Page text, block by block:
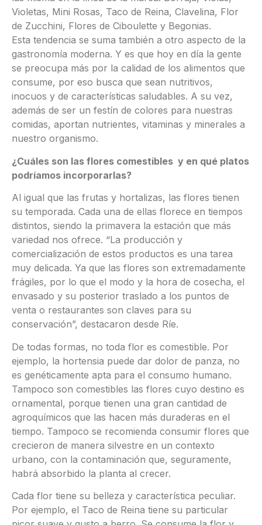
Violetas, Mini Rosas, Taco de Reina, Clavelina, Flor
de Zucchini, Flores de Ciboulette y Begonias.
Esta tendencia se suma también a otro aspecto de la
gastronomía moderna. Y es que hoy en día la gente
se preocupa más por la calidad de los alimentos que
consume, por eso busca que sean nutritivos,
inocuos y de características saludables. A su vez,
además de ser un festín de colores para nuestras
comidas, aportan nutrientes, vitaminas y minerales a
nuestro organismo.
¿Cuáles son las flores comestibles y en qué platos
podríamos incorporarlas?
Al igual que las frutas y hortalizas, las flores tienen
su temporada. Cada una de ellas florece en tiempos
distintos, siendo la primavera la estación que más
variedad nos ofrece. “La producción y
comercialización de estos productos es una tarea
muy delicada. Ya que las flores son extremadamente
frágiles, por lo que el modo y la hora de cosecha, el
envasado y su posterior traslado a los puntos de
venta o restaurantes son claves para su
conservación”, destacaron desde Ríe.
De todas formas, no toda flor es comestible. Por
ejemplo, la hortensia puede dar dolor de panza, no
es genéticamente apta para el consumo humano.
Tampoco son comestibles las flores cuyo destino es
ornamental, porque tienen una gran cantidad de
agroquímicos que las hacen más duraderas en el
tiempo. Tampoco se recomienda consumir flores que
crecieron de manera silvestre en un contexto
urbano, con la contaminación que, seguramente,
habrá absorbido la planta al crecer.
Cada flor tiene su belleza y característica peculiar.
Por ejemplo, el Taco de Reina tiene su particular